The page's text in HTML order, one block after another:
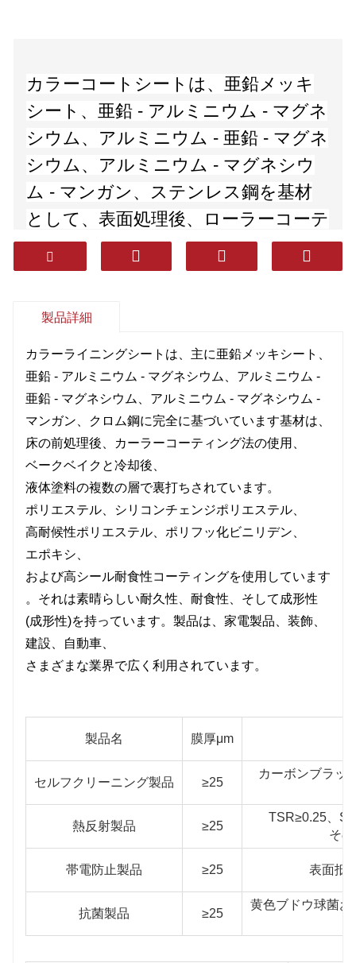
カラーコートシートは、亜鉛メッキ
シート、亜鉛 - アルミニウム - マグネ
シウム、アルミニウム - 亜鉛 - マグネ
シウム、アルミニウム - マグネシウ
ム - マンガン、ステンレス鋼を基材
として、表面処理後、ローラーコーテ
ィング法を用いて、複数層の液体塗料
でコーティングし、焼付けた後、冷
性ポリエステル、高耐候性ポリエス
テル、ポリフッ化ビニリデン、エポ
キシ、高シール耐食性コーティング
を使用しています。耐久性、耐食性、
成形性(成形性)に優れています。製品
は、家電製品、装飾、建設、自動車、
その他の産業で広く使用されていま
す。
製品詳細
カラーライニングシートは、主に亜鉛メッキシート、
亜鉛 - アルミニウム - マグネシウム、アルミニウム -
亜鉛 - マグネシウム、アルミニウム - マグネシウム -
マンガン、クロム鋼に完全に基づいています基材は、
床の前処理後、カーラーコーティング法の使用、
ベークベイクと冷却後、
液体塗料の複数の層で裏打ちされています。
ポリエステル、シリコンチェンジポリエステル、
高耐候性ポリエステル、ポリフッ化ビニリデン、
エポキシ、
および高シール耐食性コーティングを使用しています
。それは素晴らしい耐久性、耐食性、そして成形性
(成形性)を持っています。製品は、家電製品、装飾、
建設、自動車、
さまざまな業界で広く利用されています。
製品名 膜厚μm
セルフクリーニング製品 ≥25
カーボンブラッ
熱反射製品 ≥25
TSR≥0.25、
そ
帯電防止製品 ≥25 表面抵
抗菌製品 ≥25
黄色ブドウ球菌